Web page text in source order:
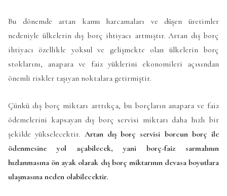
Bu dönemde artan kamu harcamaları ve düşen üretimler
nedeniyle ülkelerin dış borç ihtiyacı artmıştır. Artan dış borç
ihtiyacı özellikle yoksul ve gelişmekte olan ülkelerin borç
stoklarını, anapara ve faiz yüklerini ekonomileri açısından
önemli riskler taşıyan noktalara getirmiştir.
Çünkü dış borç miktarı arttıkça, bu borçların anapara ve faiz
ödemelerini kapsayan dış borç servisi miktarı daha hızlı bir
şekilde yükselecektir. Artan dış borç servisi borcun borç ile
ödenmesine yol açabilecek, yani borç-faiz sarmalının
hızlanmasına ön ayak olarak dış borç miktarının devasa boyutlara
ulaşmasına neden olabilecektir.